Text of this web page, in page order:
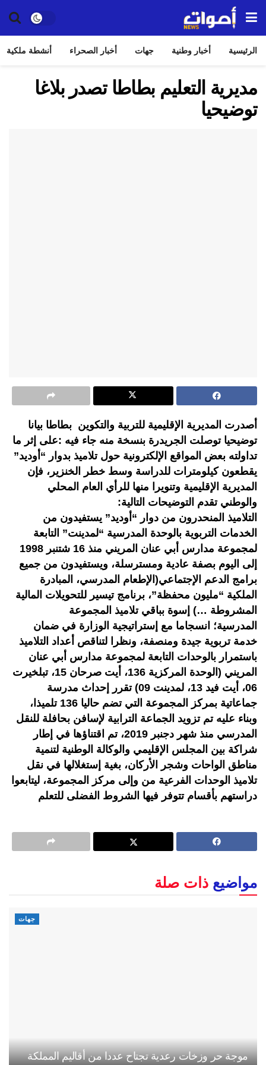
الرئيسية أخبار وطنية جهات أخبار الصحراء أنشطة ملكية
مديرية التعليم بطاطا تصدر بلاغا
توضيحيا
أصدرت المديرية الإقليمية للتربية والتكوين بطاطا بيانا
توضيحيا توصلت الجريدرة بنسخة منه جاء فيه :على إثر ما
تداولته بعض المواقع الإلكترونية حول تلاميذ بدوار “أوديد”
يقطعون كيلومترات للدراسة وسط خطر الخنزير، فإن
المديرية الإقليمية وتنويرا منها للرأي العام المحلي
والوطني تقدم التوضيحات التالية:
التلاميذ المنحدرون من دوار “أوديد” يستفيدون من
الخدمات التربوية بالوحدة المدرسية “لمدينت” التابعة
لمجموعة مدارس أبي عنان المريني منذ 16 شتنبر 1998
إلى اليوم بصفة عادية ومسترسلة، ويستفيدون من جميع
برامج الدعم الإجتماعي(الإطعام المدرسي، المبادرة
الملكية “مليون محفظة”، برنامج تيسير للتحويلات المالية
المشروطة …) إسوة بباقي تلاميذ المجموعة
المدرسية؛ انسجاما مع إستراتيجية الوزارة في ضمان
خدمة تربوية جيدة ومنصفة، ونظرا لتناقص أعداد التلاميذ
باستمرار بالوحدات التابعة لمجموعة مدارس أبي عنان
المريني (الوحدة المركزية 136، أيت صرحان 15، تبلخيرت
06، أيت فيد 13، لمدينت 09) تقرر إحداث مدرسة
جماعاتية بمركز المجموعة التي تضم حاليا 136 تلميذا،
وبناء عليه تم تزويد الجماعة الترابية لإسافن بحافلة للنقل
المدرسي منذ شهر دجنبر 2019، تم اقتناؤها في إطار
شراكة بين المجلس الإقليمي والوكالة الوطنية لتنمية
مناطق الواحات وشجر الأركان، بغية إستغلالها في نقل
تلاميذ الوحدات الفرعية من وإلى مركز المجموعة، ليتابعوا
دراستهم بأقسام تتوفر فيها الشروط الفضلى للتعلم
مواضيع ذات صلة
جهات
موجة حر وزخات رعدية تجتاح عددا من أقاليم المملكة